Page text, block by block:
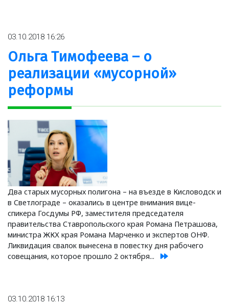
03.10.2018 16:26
Ольга Тимофеева – о
реализации «мусорной»
реформы
Два старых мусорных полигона – на въезде в Кисловодск и
в Светлограде – оказались в центре внимания вице-
спикера Госдумы РФ, заместителя председателя
правительства Ставропольского края Романа Петрашова,
министра ЖКХ края Романа Марченко и экспертов ОНФ.
Ликвидация свалок вынесена в повестку дня рабочего
совещания, которое прошло 2 октября...
03.10.2018 16:13